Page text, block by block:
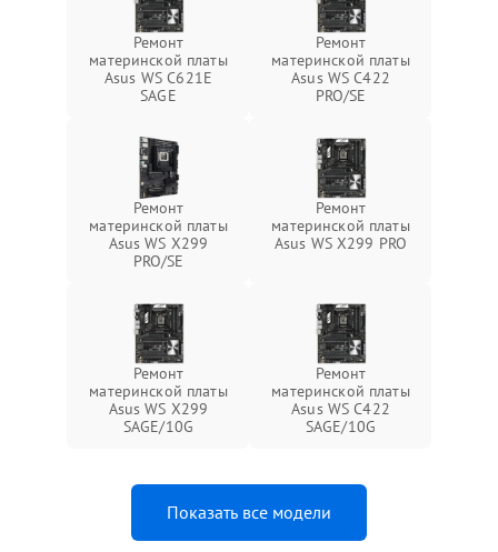
Ремонт
материнской платы
Asus WS C621E
SAGE
Ремонт
материнской платы
Asus WS C422
PRO/SE
Ремонт
материнской платы
Asus WS X299
PRO/SE
Ремонт
материнской платы
Asus WS X299 PRO
Ремонт
материнской платы
Asus WS X299
SAGE/10G
Ремонт
материнской платы
Asus WS C422
SAGE/10G
Показать все модели